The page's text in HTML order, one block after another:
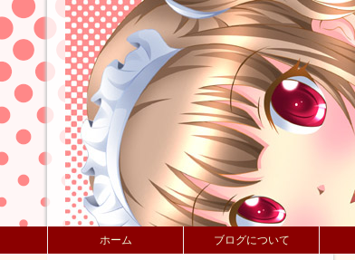
ホーム ブログについて